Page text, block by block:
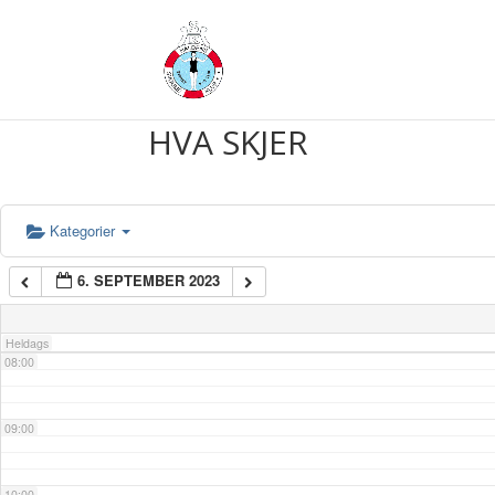
HVA SKJER
Kategorier
6. SEPTEMBER 2023
Heldags
06:00
07:00
08:00
09:00